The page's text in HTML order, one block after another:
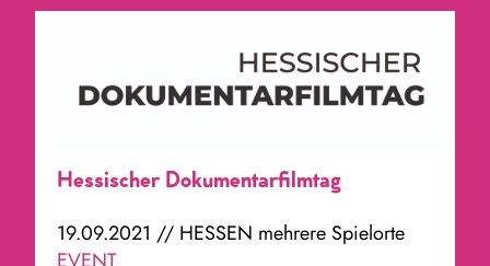
Hessischer Dokumentarfilmtag
19.09.2021 // HESSEN mehrere Spielorte